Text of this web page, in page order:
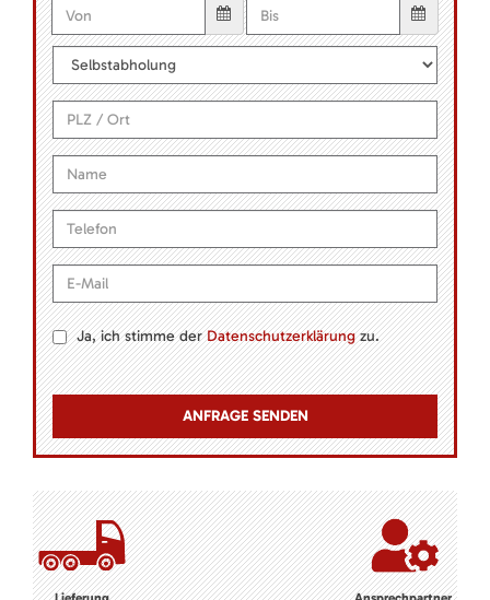
Ja, ich stimme derDatenschutzerklärungzu.